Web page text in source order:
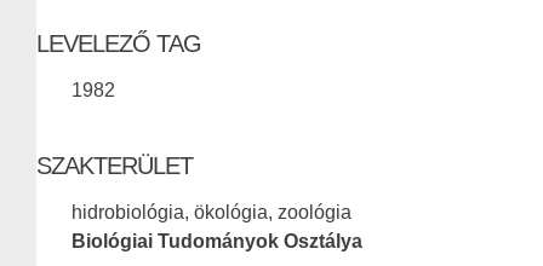
LEVELEZŐ TAG
1982
SZAKTERÜLET
hidrobiológia, ökológia, zoológia
Biológiai Tudományok Osztálya